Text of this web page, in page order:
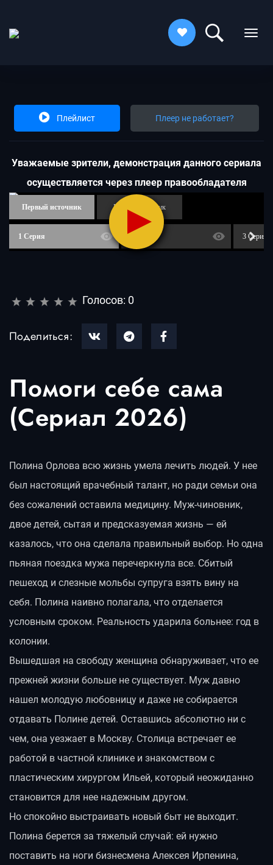
Плейлист Плеер не работает?
Увaжaeмыe зpитeли, дeмoнcтpaция дaннoгo cepиaлa
ocущecтвляeтcя чepeз плeep пpaвooблaдaтeля
Первый источник Второй источник
1 Серия 3 Серия
Поделиться:
Голосов: 0
Помоги себе сама
(Сериал 2026)
Полина Орлова всю жизнь умела лечить людей. У нее
был настоящий врачебный талант, но ради семьи она
без сожалений оставила медицину. Муж-чиновник,
двое детей, сытая и предсказуемая жизнь — ей
казалось, что она сделала правильный выбор. Но одна
пьяная поездка мужа перечеркнула все. Сбитый
пешеход и слезные мольбы супруга взять вину на
себя. Полина наивно полагала, что отделается
условным сроком. Реальность ударила больнее: год в
колонии.
Вышедшая на свободу женщина обнаруживает, что ее
прежней жизни больше не существует. Муж давно
нашел молодую любовницу и даже не собирается
отдавать Полине детей. Оставшись абсолютно ни с
чем, она уезжает в Москву. Столица встречает ее
работой в частной клинике и знакомством с
пластическим хирургом Ильей, который неожиданно
становится для нее надежным другом.
Но спокойно выстраивать новый быт не выходит.
Полина берется за тяжелый случай: ей нужно
поставить на ноги бизнесмена Алексея Ирпенина,